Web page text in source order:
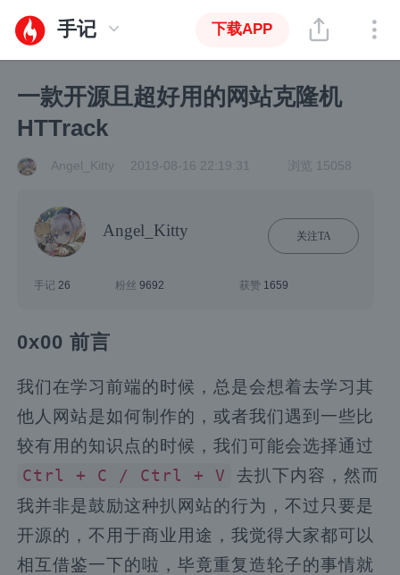
手记 下载APP
一款开源且超好用的网站克隆机
HTTrack
Angel_Kitty 2019-08-16 22:19:31 浏览 15058
Angel_Kitty 关注TA
手记26 粉丝9692 获赞 1659
0x00 前言
我们在学习前端的时候，总是会想着去学习其
他人网站是如何制作的，或者我们遇到一些比
较有用的知识点的时候，我们可能会选择通过
Ctrl + C / Ctrl + V
去扒下内容，然而
我并非是鼓励这种扒网站的行为，不过只要是
开源的，不用于商业用途，我觉得大家都可以
相互借鉴一下的啦，毕竟重复造轮子的事情就